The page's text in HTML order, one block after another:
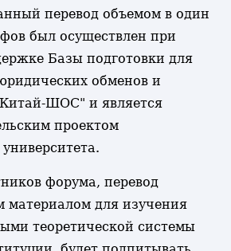
перевод объемом в один
был осуществлен при
Базы подготовки для
обменов и
ШОС" и является
проектом
форума, перевод
для изучения
теоретической системы